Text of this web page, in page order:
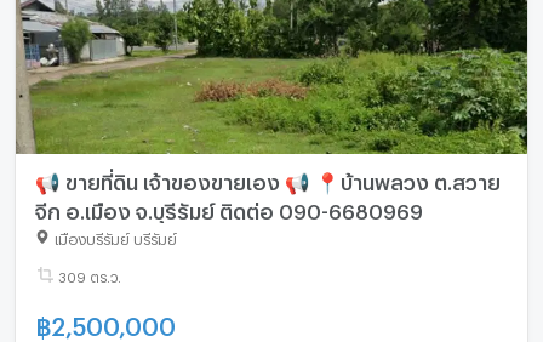
📢 ขายที่ดิน เจ้าของขายเอง 📢 📍บ้านพลวง ต.สวาย
จีก อ.เมือง จ.บุรีรัมย์ ติดต่อ 090-6680969
เมืองบุรีรัมย์ บุรีรัมย์
309 ตร.ว.
฿2,500,000